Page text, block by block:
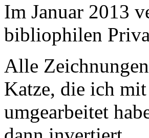
Im Januar 2013
bibliophilen
Alle
Katze, die ich
umgearbeitet